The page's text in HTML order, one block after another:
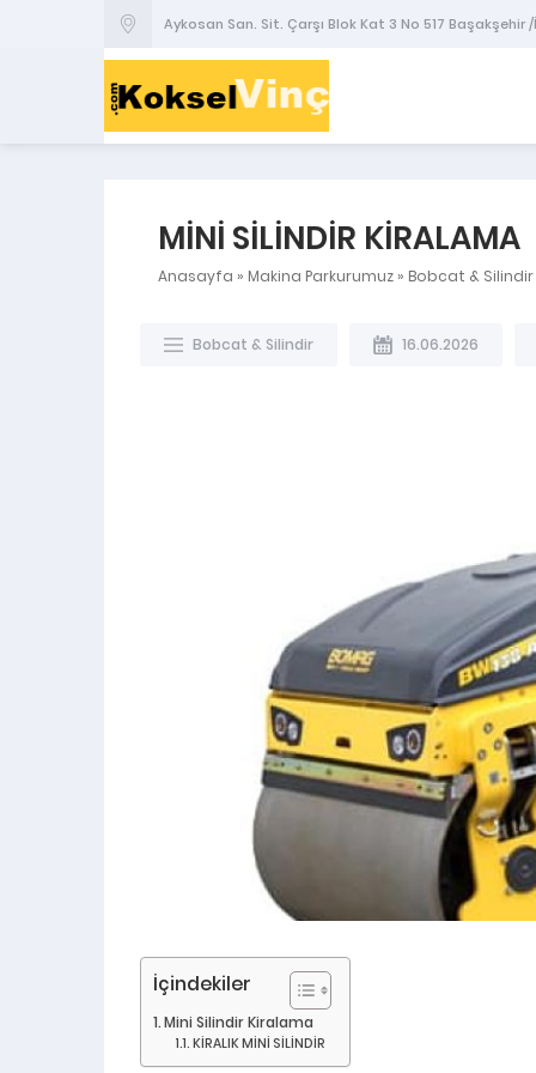
Aykosan San. Sit. Çarşı Blok Kat 3 No 517 Başakşehir
MİNİ SİLİNDİR KİRALAMA
Anasayfa » Makina Parkurumuz » Bobcat & Silindir
Bobcat & Silindir 16.06.2026
İçindekiler
Mini Silindir Kiralama
KİRALIK MİNİ SİLİNDİR